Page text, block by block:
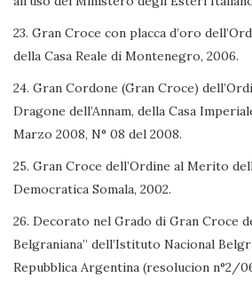
23. Gran Croce con placca d’oro
della Casa Reale di Montenegro, 2006.
24. Gran Cordone (Gran Croce)
Dragone dell’Annam, della Casa
Marzo 2008, N° 08 del 2008.
25. Gran Croce dell’Ordine al Merito
Democratica Somala, 2002.
26. Decorato nel Grado di Gran Croce
Belgraniana” dell’Istituto Nacional
Repubblica Argentina (resolucion n°2/